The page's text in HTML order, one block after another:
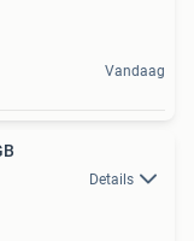
Vandaag
Details